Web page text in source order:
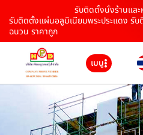
รับติดตั้งนั่งร้านแล
รับติดตั้งแผ่นอลูมิเนียมพระประแดง รับ
ฉนวน ราคาถูก
เมนู